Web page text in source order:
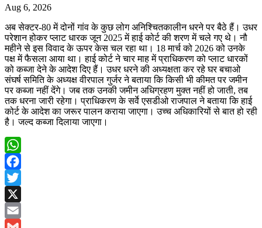
Aug 6, 2026
अब सेक्टर-80 में दोनों गांव के कुछ लोग अनिश्चितकालीन धरने पर बैठे हैं। उधर
परेशान होकर प्लाट धारक जून 2025 में हाई कोर्ट की शरण में चले गए थे। नौ
महीने से इस विवाद के ऊपर केस चल रहा था। 18 मार्च को 2026 को उनके
पक्ष में फैसला आया था। हाई कोर्ट ने चार माह में प्राधिकरण को प्लाट धारकों
को कब्जा देने के आदेश दिए हैं। उधर धरने की अध्यक्षता कर रहे घर बचाओ
संघर्ष समिति के अध्यक्ष वीरपाल गुर्जर ने बताया कि किसी भी कीमत पर जमीन
पर कब्जा नहीं देंगे। जब तक उनकी जमीन अधिग्रहण मुक्त नहीं हो जाती, तब
तक धरना जारी रहेगा। प्राधिकरण के सर्वे एसडीओ राजपाल ने बताया कि हाई
कोर्ट के आदेश का जरूर पालन कराया जाएगा। उच्च अधिकारियों से बात हो रही
है। जल्द कब्जा दिलाया जाएगा।
WhatsApp
Facebook
Twitter
X